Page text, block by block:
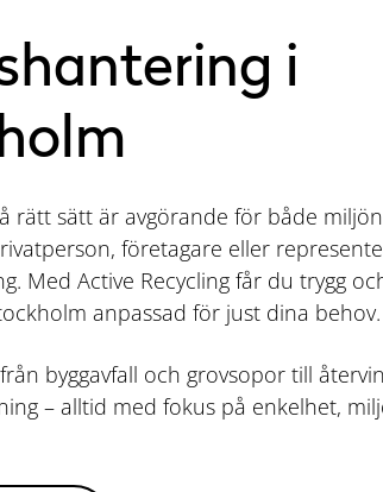
i
rätt sätt är avgörande för både
företagare eller
Med Active Recycling får du trygg
anpassad för just dina behov.
byggavfall och grovsopor till
– alltid med fokus på enkelhet,